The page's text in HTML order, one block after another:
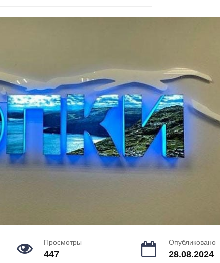
Просмотры
447
Опубликовано
28.08.2024